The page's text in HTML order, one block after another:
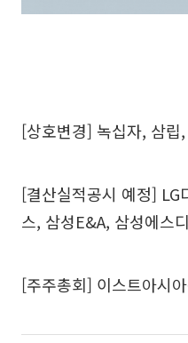
[상호변경] 녹십자, 삼립
[결산실적공시 예정] LG
스, 삼성E&A, 삼성에스
[주주총회] 이스트아시